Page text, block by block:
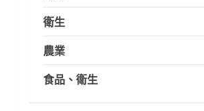
衛生
農業
食品、衛生